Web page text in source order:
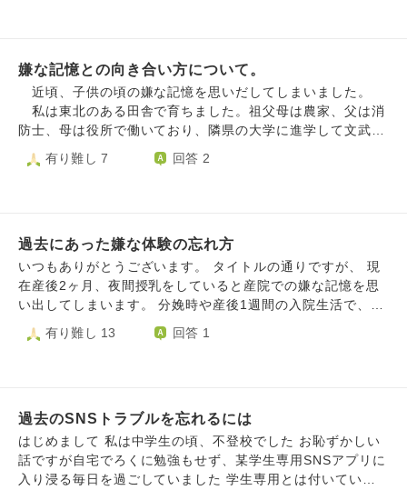
ほど思い返して自分を追い詰め日々の生活が辛いものになっ
ています。 再婚し子どもも2人いて幸せなはずなのに、辛い
ことばかり思い出しそれが本当に辛くどうすればいいか分か
りません。 自分なりに自己啓発本を読んだり前に進もうと
りに相談すると、みんな過去のことを思い出して不安になっ
たり、過去ばかりに執着せず囚われず生きたいです。
嫌な記憶との向き合い方について。
近頃、子供の頃の嫌な記憶を思いだしてしまいました。
私は東北のある田舎で育ちました。祖父母は農家、父は消
防士、母は役所で働いており、隣県の大学に進学して文武両
道に励み、不自由なく育つことができました。現在36歳です
が、姉妹がいて経済的に大変ながらもここまでしてくれた家
営業職として県内で成績上位を修めることができ、目標のF
P２級も取得して資産運用も含めて、同年代よりは収入上に
なる程頑張ることが出来たと思います。また、学生時代から
武道をやっていますが、昇段しましたし、新たな挑戦のため
頃は同級生にバカにされたり、冷やかしやいたずらにあって
を連れてやってきたところを見てしまい、昔の嫌な思いがフ
ラッシュバックしてしまいました。冷やかして笑ったり、私
物を取り上げて友達同士で嫌がる私をあざ笑ったり、決めつ
けや噂したりしていました。 今でこそ、不品行や悪行とし
有り難し 7 回答 2
過去にあった嫌な体験の忘れ方
いつもありがとうございます。 タイトルの通りですが、 現
在産後2ヶ月、夜間授乳をしていると産院での嫌な記憶を思
い出してしまいます。 分娩時や産後1週間の入院生活で、あ
る助産師さんからの辛いあたりを思い出すと涙が出ます。
思い出すタイミングは主に夜、授乳をしている時です。 辛
が塞がっているので読書などができないこと、赤ちゃんの刺
激にならないように電気やテレビもつけないのこと、なので
ぼーっと過ごすことになるため考え事をしてしまいます。
嫌な体験を忘れる、もしくは思い出さないようにするために
有り難し 13 回答 1
過去のSNSトラブルを忘れるには
はじめまして 私は中学生の頃、不登校でした お恥ずかしい
話ですが自宅でろくに勉強もせず、某学生専用SNSアプリに
入り浸る毎日を過ごしていました 学生専用とは付いていま